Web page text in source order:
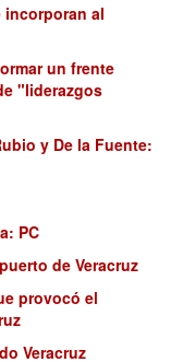
incorporan al
un frente
"liderazgos
y De la Fuente:
PC
de Veracruz
provocó el
Veracruz